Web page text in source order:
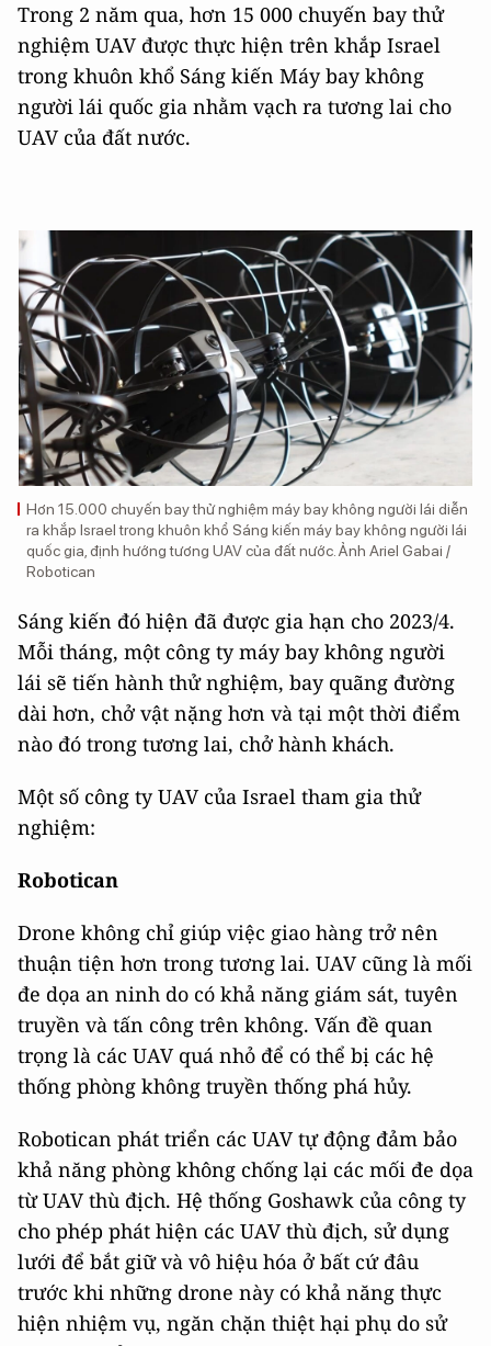
Trong 2 năm qua, hơn 15 000 chuyến bay thử
nghiệm UAV được thực hiện trên khắp Israel
trong khuôn khổ Sáng kiến ​​Máy bay không
người lái quốc gia nhằm vạch ra tương lai cho
UAV của đất nước.
Hơn 15.000 chuyến bay thử nghiệm máy bay không người lái diễn
ra khắp Israel trong khuôn khổ Sáng kiến ​​máy bay không người lái
quốc gia, định hướng tương UAV của đất nước. Ảnh Ariel Gabai /
Robotican
Sáng kiến ​​đó hiện đã được gia hạn cho 2023/4.
Mỗi tháng, một công ty máy bay không người
lái sẽ tiến hành thử nghiệm, bay quãng đường
dài hơn, chở vật nặng hơn và tại một thời điểm
nào đó trong tương lai, chở hành khách.
Một số công ty UAV của Israel tham gia thử
nghiệm:
Robotican
Drone không chỉ giúp việc giao hàng trở nên
thuận tiện hơn trong tương lai. UAV cũng là mối
đe dọa an ninh do có khả năng giám sát, tuyên
truyền và tấn công trên không. Vấn đề quan
trọng là các UAV quá nhỏ để có thể bị các hệ
thống phòng không truyền thống phá hủy.
Robotican phát triển các UAV tự động đảm bảo
khả năng phòng không chống lại các mối đe dọa
từ UAV thù địch. Hệ thống Goshawk của công ty
cho phép phát hiện các UAV thù địch, sử dụng
lưới để bắt giữ và vô hiệu hóa ở bất cứ đâu
trước khi những drone này có khả năng thực
hiện nhiệm vụ, ngăn chặn thiệt hại phụ do sử